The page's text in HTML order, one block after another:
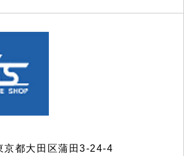
都大田区蒲田3-24-4